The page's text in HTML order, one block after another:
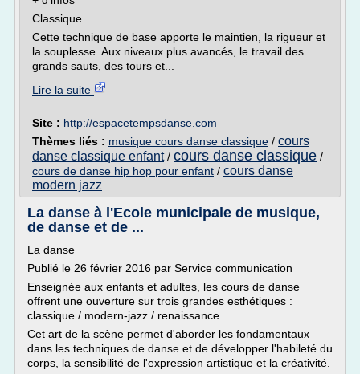
Classique
Cette technique de base apporte le maintien, la rigueur et
la souplesse. Aux niveaux plus avancés, le travail des
grands sauts, des tours et...
Lire la suite
Site : http://espacetempsdanse.com
Thèmes liés : musique cours danse classique / cours
danse classique enfant/ cours danse classique /
cours de danse hip hop pour enfant / cours danse
modern jazz
La danse à l'Ecole municipale de musique,
de danse et de ...
La danse
Publié le 26 février 2016 par Service communication
Enseignée aux enfants et adultes, les cours de danse
offrent une ouverture sur trois grandes esthétiques :
classique / modern-jazz / renaissance.
Cet art de la scène permet d'aborder les fondamentaux
dans les techniques de danse et de développer l'habileté du
corps, la sensibilité de l'expression artistique et la créativité.